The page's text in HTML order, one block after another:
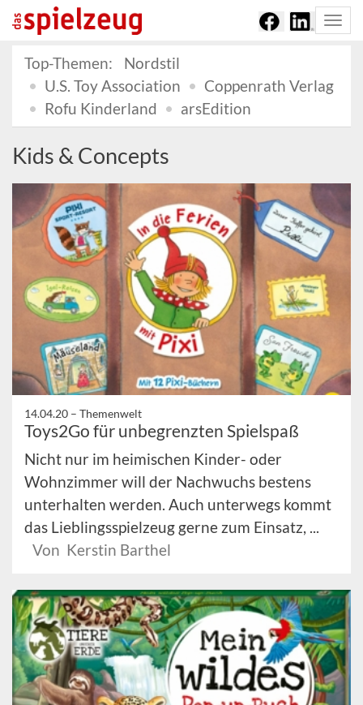
Top-Themen:
Nordstil
U.S. Toy Association
Coppenrath Verlag
Rofu Kinderland
arsEdition
Kids & Concepts
14.04.20 – Themenwelt
Toys2Go für unbegrenzten Spielspaß
Nicht nur im heimischen Kinder- oder
Wohnzimmer will der Nachwuchs bestens
unterhalten werden. Auch unterwegs kommt
das Lieblingsspielzeug gerne zum Einsatz, ...
Von Kerstin Barthel